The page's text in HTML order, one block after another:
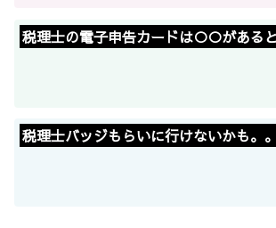
税理士の電子申告カードは○○がある
税理士バッジもらいに行けないかも。。